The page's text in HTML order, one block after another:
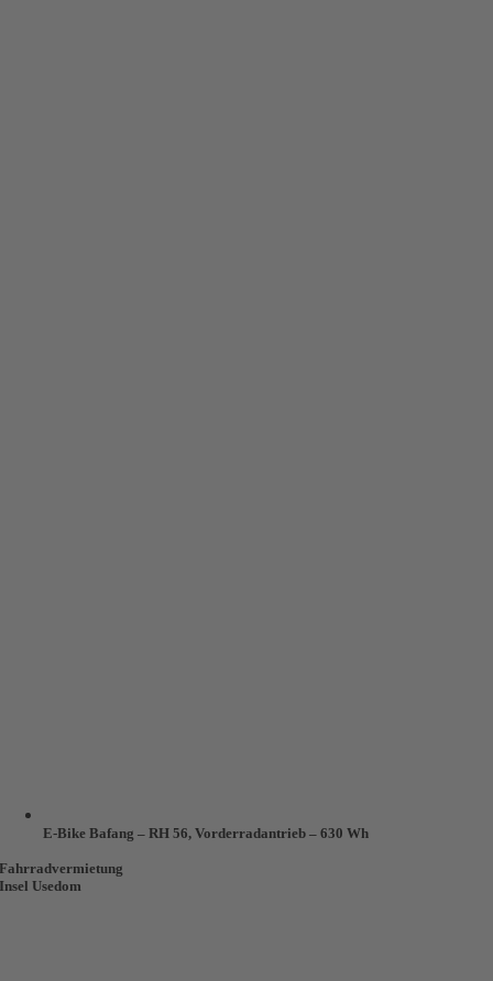
E-Bike Bafang – RH 56, Vorderradantrieb – 630 Wh
Fahrradvermietung
Insel Usedom